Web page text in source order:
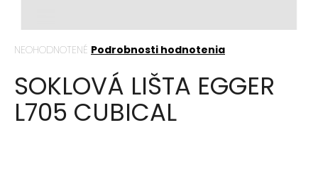
Priemerné
produktu
je
0,0
NEOHODNOTENÉ Podrobnosti hodnotenia
SOKLOVÁ LIŠTA EGGER
L705 CUBICAL
s
ť
?